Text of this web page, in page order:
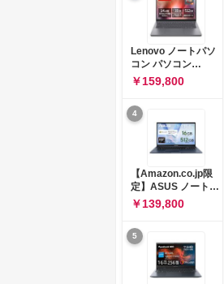
512GB/ホワイト)
FMVWK3E15W_AZ
Lenovo ノートパソ
コン パソコン
IdeaPad Slim 3 14.0
インチ AMD
Ryzen™ 5 8640HS
メモリ16GB
SSD512GB
Microsoft 365 試用
版 Windows11 バッ
テリー駆動12.6時間
重量1.39kg ルナグレ
ー 83K9003JJP ノー
トPC
￥159,800
4
【Amazon.co.jp限
定】ASUS ノートパ
ソコン Vivobook 15
M1502NAQ 15.6イ
ンチ AMD Ryzen 7
170 メモリ16GB
SSD 512GB
Microsoft 365
Personal (24か月版)
￥139,800
5